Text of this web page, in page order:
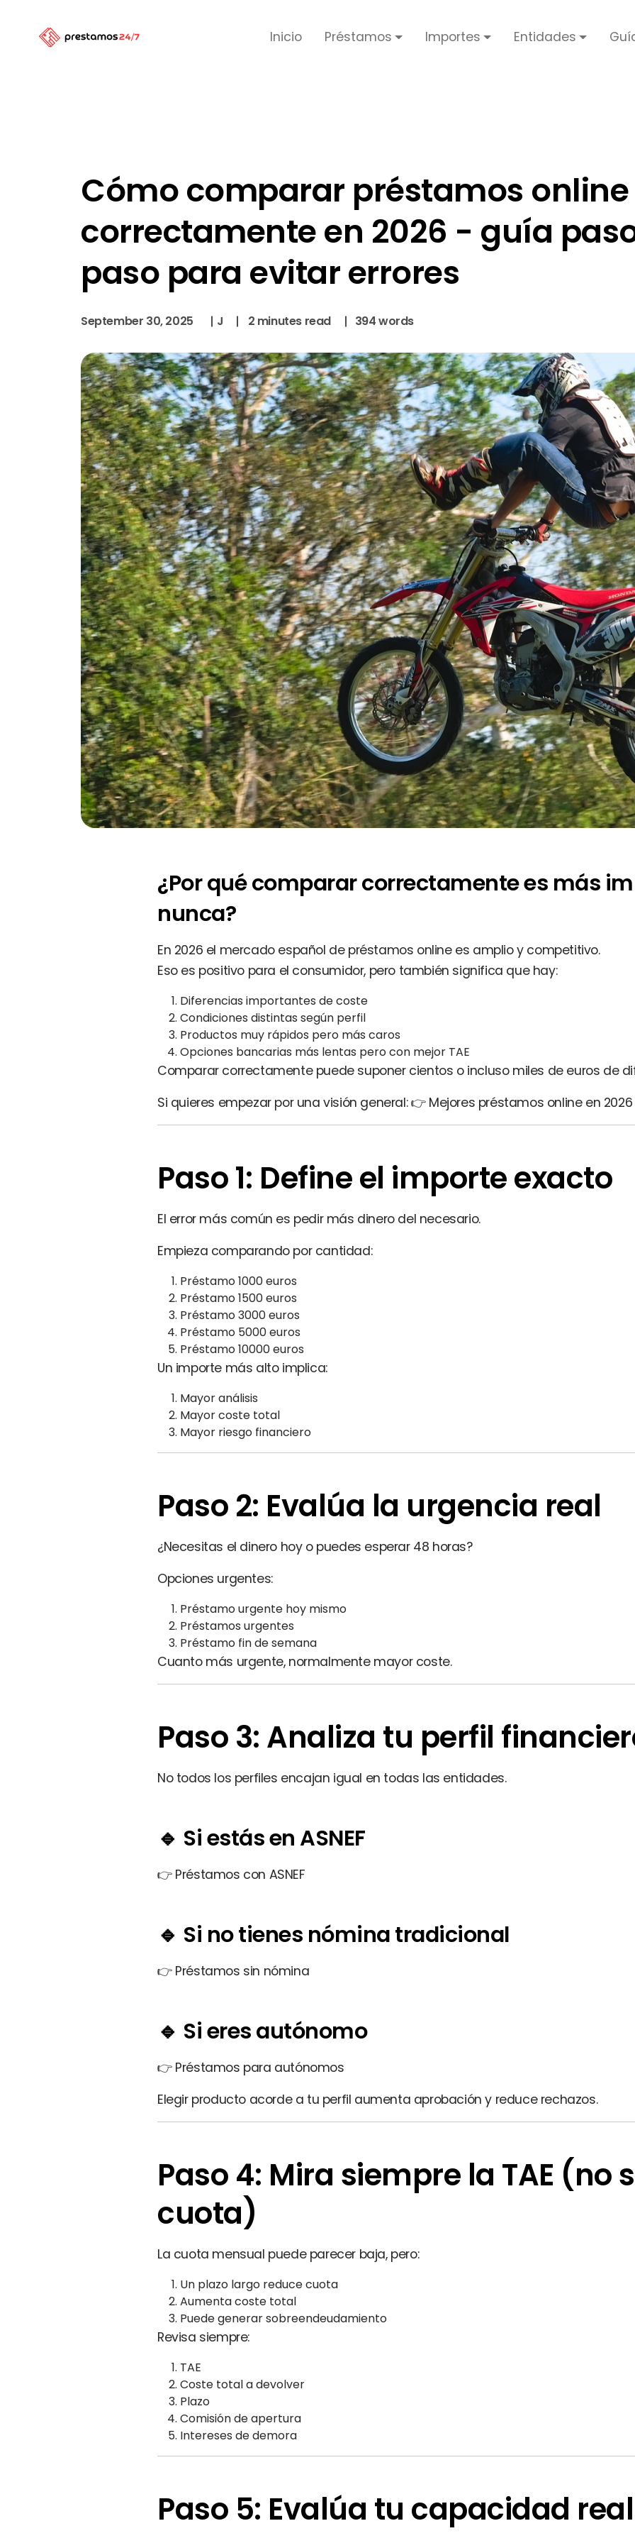
Inicio Préstamos Importes Entidades
Cómo comparar préstamos online
correctamente en 2026 - guía
paso para evitar errores
September 30, 2025 J 2 minutes read 394words
¿Por qué comparar correctamente es más
nunca?
En 2026 el mercado español de préstamos online es amplio y competitivo.
Eso es positivo para el consumidor, pero también significa que hay:
Diferencias importantes de coste
Condiciones distintas según perfil
Productos muy rápidos pero más caros
Opciones bancarias más lentas pero con mejor TAE
Comparar correctamente puede suponer cientos o incluso miles de euros de
Si quieres empezar por una visión general: 👉 Mejores préstamos online en 2026
Paso 1: Define el importe exacto
El error más común es pedir más dinero del necesario.
Empieza comparando por cantidad:
Préstamo 1000 euros
Préstamo 1500 euros
Préstamo 3000 euros
Préstamo 5000 euros
Préstamo 10000 euros
Un importe más alto implica:
Mayor análisis
Mayor coste total
Mayor riesgo financiero
Paso 2: Evalúa la urgencia real
¿Necesitas el dinero hoy o puedes esperar 48 horas?
Opciones urgentes:
Préstamo urgente hoy mismo
Préstamos urgentes
Préstamo fin de semana
Cuanto más urgente, normalmente mayor coste.
Paso 3: Analiza tu perfil
No todos los perfiles encajan igual en todas las entidades.
🔹 Si estás en ASNEF
👉 Préstamos con ASNEF
🔹 Si no tienes nómina tradicional
👉 Préstamos sin nómina
🔹 Si eres autónomo
👉 Préstamos para autónomos
Elegir producto acorde a tu perfil aumenta aprobación y reduce rechazos.
Paso 4: Mira siempre la TAE (no
cuota)
La cuota mensual puede parecer baja, pero:
Un plazo largo reduce cuota
Aumenta coste total
Puede generar sobreendeudamiento
Revisa siempre:
TAE
Coste total a devolver
Plazo
Comisión de apertura
Intereses de demora
Paso 5: Evalúa tu capacidad